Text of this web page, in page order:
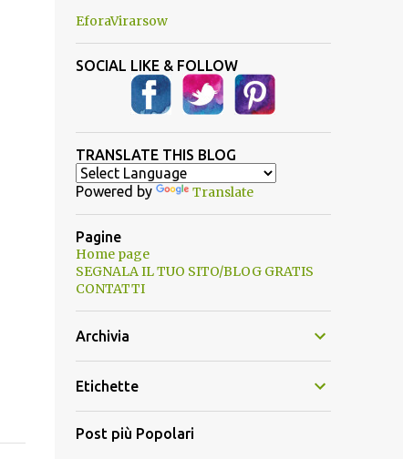
EforaVirarsow
SOCIAL LIKE & FOLLOW
TRANSLATE THIS BLOG
Powered by Translate
Pagine
Home page
SEGNALA IL TUO SITO/BLOG GRATIS
CONTATTI
Archivia
Etichette
Post più Popolari